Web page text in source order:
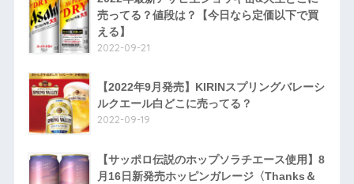
売ってる？値段は？【今日なら定価以下で買
える】
2022-09-21
【2022年9月発売】KIRINスプリングバレーシ
ルクエール白どこに売ってる？
2022-09-19
【サッポロ伝説のホップソラチエース使用】8
月16日新発売ホッピンガレージ〈Thanks＆